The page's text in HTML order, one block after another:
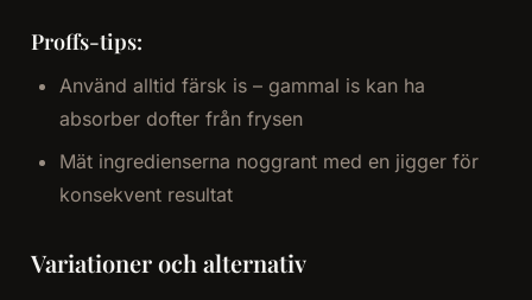
Proffs-tips:
Använd alltid färsk is – gammal is kan ha
absorber dofter från frysen
Mät ingredienserna noggrant med en jigger för
konsekvent resultat
Variationer och alternativ